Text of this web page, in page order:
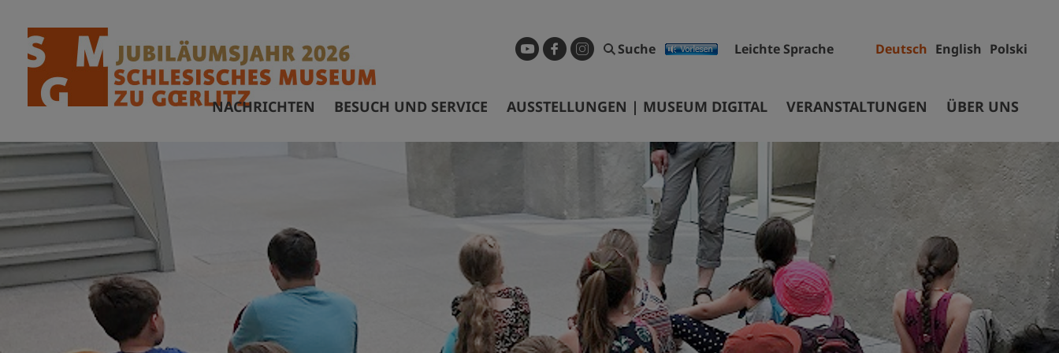
Suche Leichte Sprache Deutsch English Polski
NACHRICHTEN BESUCH UND SERVICE
Vermietung Tagungsräume
Anfragen und Recherchen
AUSSTELLUNGEN | MUSEUM DIGITAL
Dauerausstellung
Sonderausstellungen
Museum digital
Geschichtspfad Görlitz/Zgorzelec
Wanderausstellungen
VERANSTALTUNGEN ÜBER UNS
Mitarbeiter
Projekte
Ausschreibungen
Sammlungen
Museumsgebäude
Stiftung
Auftrag und Geschichte
Partner